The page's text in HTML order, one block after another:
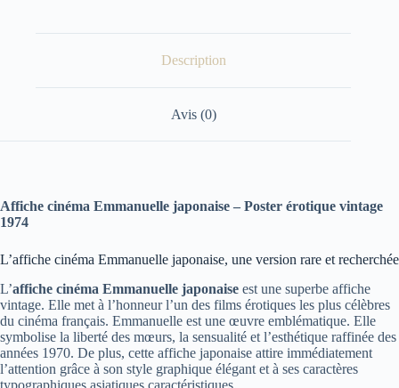
Description
Avis (0)
Affiche cinéma Emmanuelle japonaise – Poster érotique vintage
1974
L’affiche cinéma Emmanuelle japonaise, une version rare et recherchée
L’affiche cinéma Emmanuelle japonaise est une superbe affiche
vintage. Elle met à l’honneur l’un des films érotiques les plus célèbres
du cinéma français. Emmanuelle est une œuvre emblématique. Elle
symbolise la liberté des mœurs, la sensualité et l’esthétique raffinée des
années 1970. De plus, cette affiche japonaise attire immédiatement
l’attention grâce à son style graphique élégant et à ses caractères